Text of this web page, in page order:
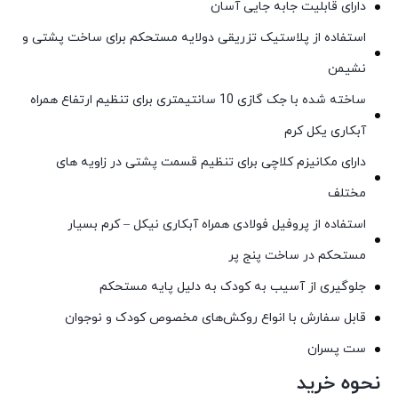
دارای قابلیت جابه جایی آسان
استفاده از پلاستیک تزریقی دولایه مستحکم برای ساخت پشتی و
نشیمن
ساخته شده با جک گازی 10 سانتیمتری برای تنظیم ارتفاع همراه
آبکاری یکل کرم
دارای مکانیزم کلاچی برای تنظیم قسمت پشتی در زاویه های
مختلف
استفاده از پروفیل فولادی همراه آبکاری نیکل – کرم بسیار
مستحکم در ساخت پنج پر
جلوگیری از آسیب به کودک به دلیل پایه مستحکم
قابل سفارش با انواع روکش‌های مخصوص کودک و نوجوان
ست پسران
نحوه خرید